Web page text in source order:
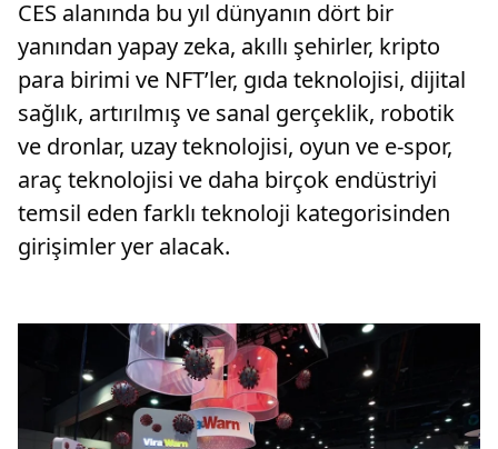
CES alanında bu yıl dünyanın dört bir
yanından yapay zeka, akıllı şehirler, kripto
para birimi ve NFT’ler, gıda teknolojisi, dijital
sağlık, artırılmış ve sanal gerçeklik, robotik
ve dronlar, uzay teknolojisi, oyun ve e-spor,
araç teknolojisi ve daha birçok endüstriyi
temsil eden farklı teknoloji kategorisinden
girişimler yer alacak.